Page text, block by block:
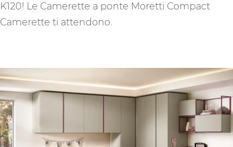
K120! Le Camerette a ponte Moretti Compact
Camerette ti attendono.